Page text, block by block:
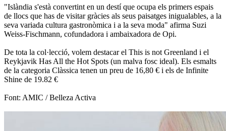
"Islàndia s'està convertint en un destí que ocupa els primers espais
de llocs que has de visitar gràcies als seus paisatges inigualables, a la
seva variada cultura gastronòmica i a la seva moda" afirma Suzi
Weiss-Fischmann, cofundadora i ambaixadora de Opi.
De tota la col·lecció, volem destacar el This is not Greenland i el
Reykjavik Has All the Hot Spots (un malva fosc ideal). Els esmalts
de la categoria Clàssica tenen un preu de 16,80 € i els de Infinite
Shine de 19.82 €
Font: AMIC / Belleza Activa